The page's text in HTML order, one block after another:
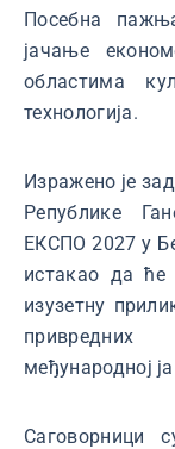
Посебна
јачање
областима
технологија.
Изражено је
Републике
ЕКСПО 2027 у
истакао да ће
изузетну
привредних
међународној
Саговорници